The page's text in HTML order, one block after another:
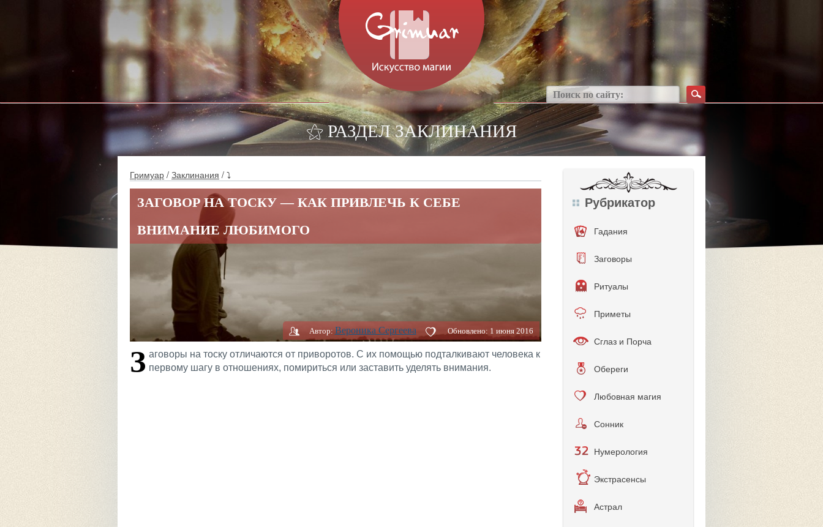
⚝ РАЗДЕЛ ЗАКЛИНАНИЯ
Гримуар / Заклинания / ⤵
ЗАГОВОР НА ТОСКУ — КАК ПРИВЛЕЧЬ К СЕБЕ
ВНИМАНИЕ ЛЮБИМОГО
Автор: Вероника Сергеева Обновлено: 1 июня 2016
З аговоры на тоску отличаются от приворотов. С их помощью подталкивают человека к
первому шагу в отношениях, помириться или заставить уделять внимания.
Рубрикатор
Гадания
Заговоры
Ритуалы
Приметы
Сглаз и Порча
Обереги
Любовная магия
Сонник
Нумерология
Экстрасенсы
Астрал